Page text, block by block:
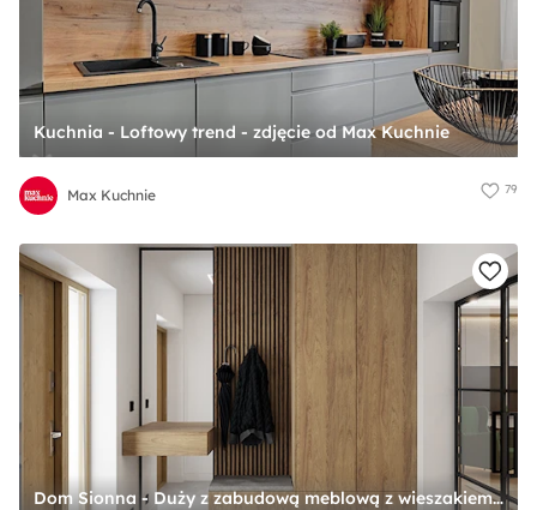
Kuchnia - Loftowy trend - zdjęcie od Max Kuchnie
Max Kuchnie 79
Dom Sionna - Duży z zabudową meblową z wieszakiem z prostokątnym lustrem biały brązowy z lustrem na ścianie z półkami na ścianie z farbą na ścianie z lamelami na ścianie z drewnianymi drzwiami z przeszklonymi drzwiami z gładkimi drzwiami hol / przedp ... - zdjęcie od DEDEKO